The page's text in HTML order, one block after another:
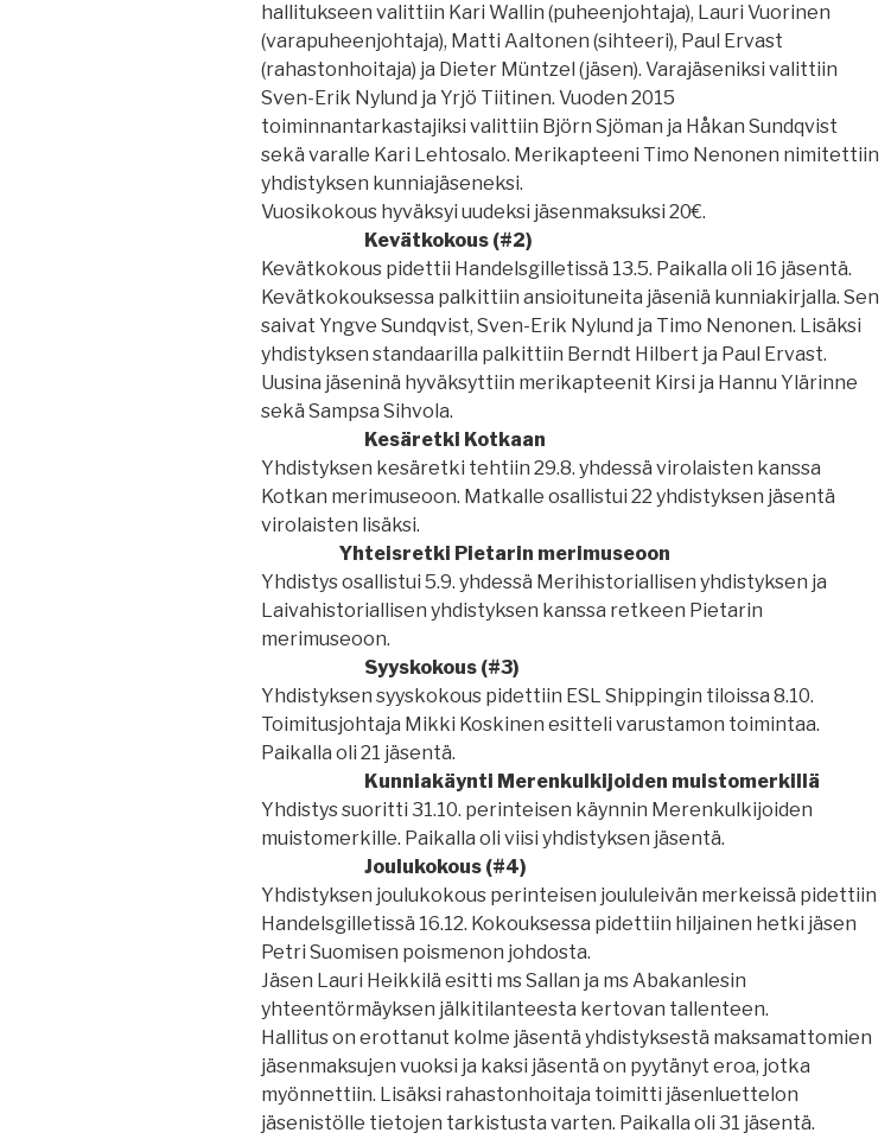
hallitukseen valittiin Kari Wallin (puheenjohtaja), Lauri Vuorinen
(varapuheenjohtaja), Matti Aaltonen (sihteeri), Paul Ervast
(rahastonhoitaja) ja Dieter Müntzel (jäsen). Varajäseniksi valittiin
Sven-Erik Nylund ja Yrjö Tiitinen. Vuoden 2015
toiminnantarkastajiksi valittiin Björn Sjöman ja Håkan Sundqvist
sekä varalle Kari Lehtosalo. Merikapteeni Timo Nenonen nimitettiin
yhdistyksen kunniajäseneksi.
Vuosikokous hyväksyi uudeksi jäsenmaksuksi 20€.
Kevätkokous (#2)
Kevätkokous pidettii Handelsgilletissä 13.5. Paikalla oli 16 jäsentä.
Kevätkokouksessa palkittiin ansioituneita jäseniä kunniakirjalla. Sen
saivat Yngve Sundqvist, Sven-Erik Nylund ja Timo Nenonen. Lisäksi
yhdistyksen standaarilla palkittiin Berndt Hilbert ja Paul Ervast.
Uusina jäseninä hyväksyttiin merikapteenit Kirsi ja Hannu Ylärinne
sekä Sampsa Sihvola.
Kesäretki Kotkaan
Yhdistyksen kesäretki tehtiin 29.8. yhdessä virolaisten kanssa
Kotkan merimuseoon. Matkalle osallistui 22 yhdistyksen jäsentä
virolaisten lisäksi.
Yhteisretki Pietarin merimuseoon
Yhdistys osallistui 5.9. yhdessä Merihistoriallisen yhdistyksen ja
Laivahistoriallisen yhdistyksen kanssa retkeen Pietarin
merimuseoon.
Syyskokous (#3)
Yhdistyksen syyskokous pidettiin ESL Shippingin tiloissa 8.10.
Toimitusjohtaja Mikki Koskinen esitteli varustamon toimintaa.
Paikalla oli 21 jäsentä.
Kunniakäynti Merenkulkijoiden muistomerkillä
Yhdistys suoritti 31.10. perinteisen käynnin Merenkulkijoiden
muistomerkille. Paikalla oli viisi yhdistyksen jäsentä.
Joulukokous (#4)
Yhdistyksen joulukokous perinteisen joululeivän merkeissä pidettiin
Handelsgilletissä 16.12. Kokouksessa pidettiin hiljainen hetki jäsen
Petri Suomisen poismenon johdosta.
Jäsen Lauri Heikkilä esitti ms Sallan ja ms Abakanlesin
yhteentörmäyksen jälkitilanteesta kertovan tallenteen.
Hallitus on erottanut kolme jäsentä yhdistyksestä maksamattomien
jäsenmaksujen vuoksi ja kaksi jäsentä on pyytänyt eroa, jotka
myönnettiin. Lisäksi rahastonhoitaja toimitti jäsenluettelon
jäsenistölle tietojen tarkistusta varten. Paikalla oli 31 jäsentä.